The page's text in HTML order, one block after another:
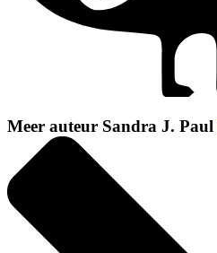
Meer auteur Sandra J. Paul